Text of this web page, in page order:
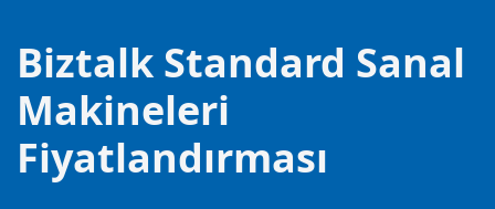
Biztalk Standard Sanal
Makineleri
Fiyatlandırması